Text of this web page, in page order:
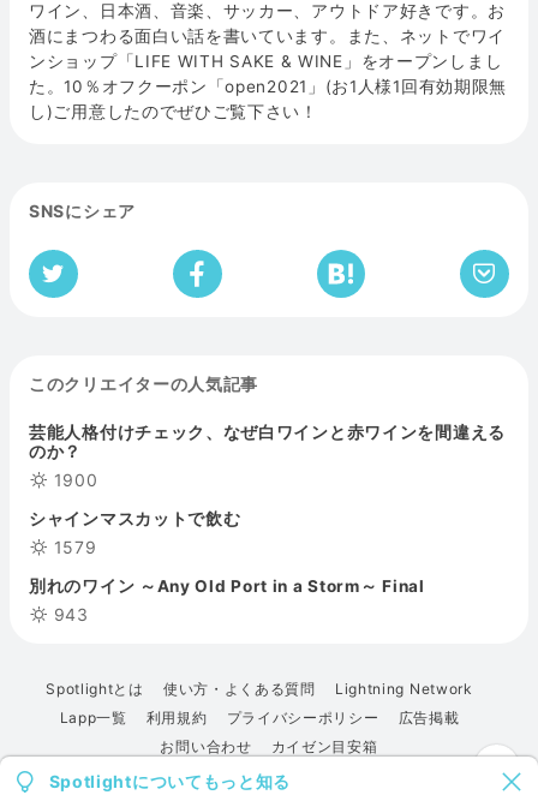
Spotlightについてもっと知る
ワイン、日本酒、音楽、サッカー、アウトドア好きです。お
酒にまつわる面白い話を書いています。また、ネットでワイ
ンショップ「LIFE WITH SAKE & WINE」をオープンしまし
た。10％オフクーポン「open2021」(お1人様1回有効期限無
し)ご用意したのでぜひご覧下さい！
SNSにシェア
このクリエイターの人気記事
芸能人格付けチェック、なぜ白ワインと赤ワインを間違える
のか？
1900
シャインマスカットで飲む
1579
別れのワイン ～Any Old Port in a Storm～ Final
943
Spotlightとは 使い方・よくある質問
Lightning Network
Lapp一覧
利用規約 プライバシーポリシー
広告掲載
お問い合わせ
カイゼン目安箱
© 2022 Spotlight